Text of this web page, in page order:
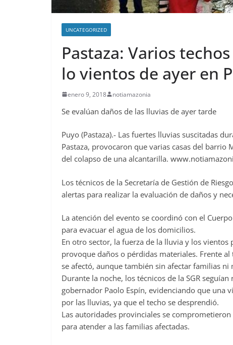
UNCATEGORIZED
Pastaza: Varios
lo vientos de ayer en
enero 9, 2018 notiamazonia
Se evalúan daños de las lluvias de ayer tarde
Puyo (Pastaza).- Las fuertes lluvias suscitadas
Pastaza, provocaron que varias casas del barrio
del colapso de una alcantarilla.
Los técnicos de la Secretaría de Gestión de
alertas para realizar la evaluación de daños y
La atención del evento se coordinó con el
para evacuar el agua de los domicilios.
En otro sector, la fuerza de la lluvia y los
provoque daños o pérdidas materiales. Frente
se afectó, aunque también sin afectar familias ni
Durante la noche, los técnicos de la SGR
gobernador Paolo Espín, evidenciando que una
por las lluvias, ya que el techo se desprendió.
Las autoridades provinciales se
para atender a las familias afectadas.